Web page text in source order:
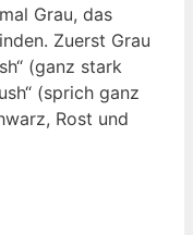
Grau, das
Zuerst Grau
(ganz stark
(sprich ganz
Rost und